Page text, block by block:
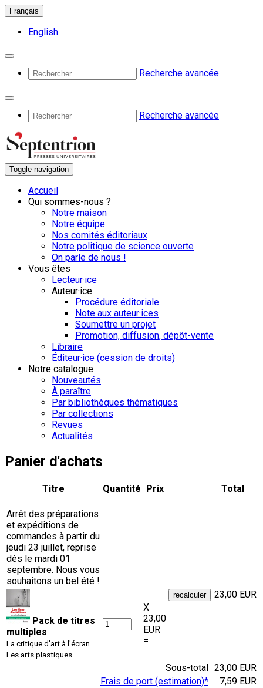
Français
English
Recherche avancée
Recherche avancée
Toggle navigation
Accueil
Qui sommes-nous ?
Notre maison
Notre équipe
Nos comités éditoriaux
Notre politique de science ouverte
On parle de nous !
Vous êtes
Lecteur·ice
Auteur·ice
Procédure éditoriale
Note aux auteur·ices
Soumettre un projet
Promotion, diffusion, dépôt-vente
Libraire
Éditeur·ice (cession de droits)
Notre catalogue
Nouveautés
À paraître
Par bibliothèques thématiques
Par collections
Revues
Actualités
Panier d'achats
Arrêt des préparations
et expéditions de
commandes à partir du
jeudi 23 juillet, reprise
dès le mardi 01
septembre. Nous vous
souhaitons un bel été !
Titre Quantité Prix Total
Pack de titres
multiples
La critique d'art à l'écran
Les arts plastiques
X
23,00
EUR
=
23,00 EUR
Sous-total 23,00 EUR
Frais de port (estimation)*
7,59 EUR